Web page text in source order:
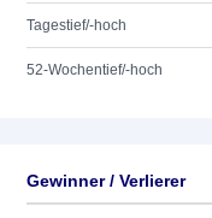
Tagestief/-hoch
52-Wochentief/-hoch
Gewinner / Verlierer